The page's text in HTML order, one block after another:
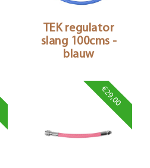
TEK regulator
slang 100cms -
blauw
€29,00